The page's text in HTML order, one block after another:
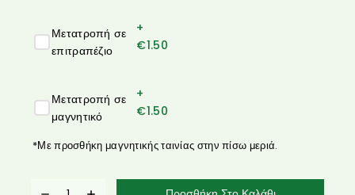
Μετατροπή σε
επιτραπέζιο
+
€1.50
Μετατροπή σε
μαγνητικό
+
€1.50
*Με προσθήκη μαγνητικής ταινίας στην πίσω μεριά.